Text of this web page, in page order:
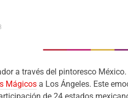
a través del pintoresco México.
Mágicos a Los Ángeles. Este